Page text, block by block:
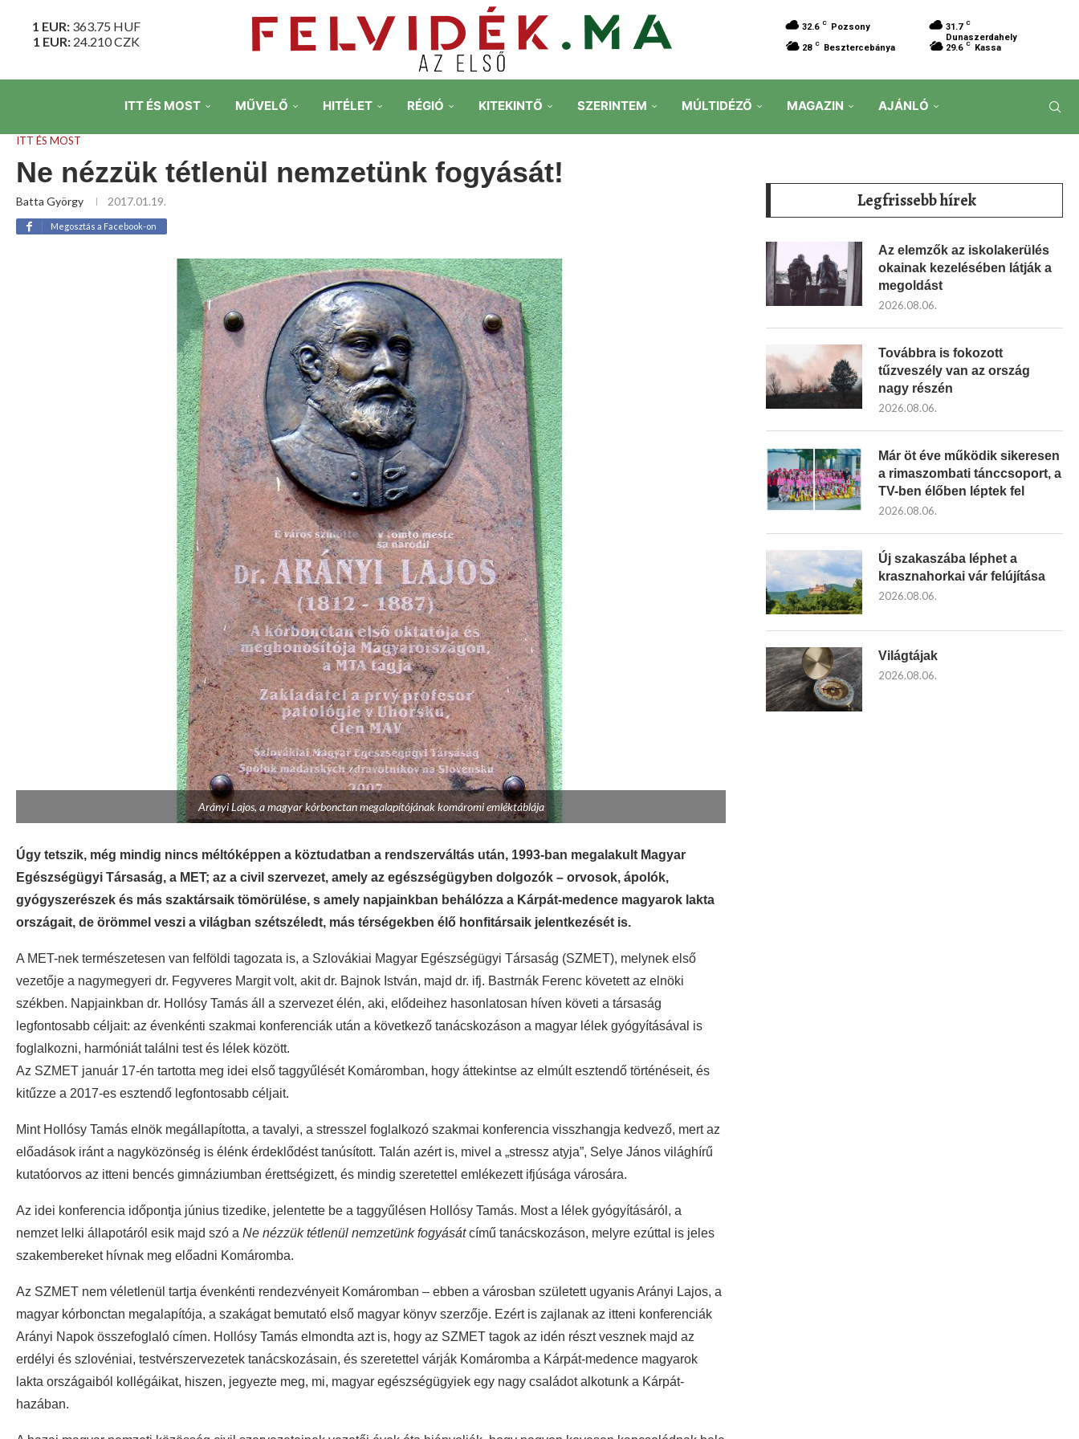
1 EUR: 363.75 HUF
1 EUR: 24.210CZK
32.6 C Pozsony 31.7 C
Dunaszerdahely
28 C Besztercebánya 29.6 C Kassa
ITT ÉS MOST MŰVELŐ HITÉLET RÉGIÓ KITEKINTŐ SZERINTEM MÚLTIDÉZŐ MAGAZIN AJÁNLÓ
ITT ÉS MOST
Ne nézzük tétlenül nemzetünk fogyását!
Batta György 2017.01.19.
Megosztás a Facebook-on
Arányi Lajos, a magyar kórbonctan megalapítójának komáromi emléktáblája
Úgy tetszik, még mindig nincs méltóképpen a köztudatban a rendszerváltás után, 1993-ban megalakult Magyar
Egészségügyi Társaság, a MET; az a civil szervezet, amely az egészségügyben dolgozók – orvosok, ápolók,
gyógyszerészek és más szaktársaik tömörülése, s amely napjainkban behálózza a Kárpát-medence magyarok lakta
országait, de örömmel veszi a világban szétszéledt, más térségekben élő honfitársaik jelentkezését is.
A MET-nek természetesen van felföldi tagozata is, a Szlovákiai Magyar Egészségügyi Társaság (SZMET), melynek első
vezetője a nagymegyeri dr. Fegyveres Margit volt, akit dr. Bajnok István, majd dr. ifj. Bastrnák Ferenc követett az elnöki
székben. Napjainkban dr. Hollósy Tamás áll a szervezet élén, aki, elődeihez hasonlatosan híven követi a társaság
legfontosabb céljait: az évenkénti szakmai konferenciák után a következő tanácskozáson a magyar lélek gyógyításával is
foglalkozni, harmóniát találni test és lélek között.
Az SZMET január 17-én tartotta meg idei első taggyűlését Komáromban, hogy áttekintse az elmúlt esztendő történéseit, és
kitűzze a 2017-es esztendő legfontosabb céljait.
Mint Hollósy Tamás elnök megállapította, a tavalyi, a stresszel foglalkozó szakmai konferencia visszhangja kedvező, mert az
előadások iránt a nagyközönség is élénk érdeklődést tanúsított. Talán azért is, mivel a „stressz atyja”, Selye János világhírű
kutatóorvos az itteni bencés gimnáziumban érettségizett, és mindig szeretettel emlékezett ifjúsága városára.
Az idei konferencia időpontja június tizedike, jelentette be a taggyűlésen Hollósy Tamás. Most a lélek gyógyításáról, a
nemzet lelki állapotáról esik majd szó a Ne nézzük tétlenül nemzetünk fogyásátcímű tanácskozáson, melyre ezúttal is jeles
szakembereket hívnak meg előadni Komáromba.
Az SZMET nem véletlenül tartja évenkénti rendezvényeit Komáromban – ebben a városban született ugyanis Arányi Lajos, a
magyar kórbonctan megalapítója, a szakágat bemutató első magyar könyv szerzője. Ezért is zajlanak az itteni konferenciák
Arányi Napok összefoglaló címen. Hollósy Tamás elmondta azt is, hogy az SZMET tagok az idén részt vesznek majd az
erdélyi és szlovéniai, testvérszervezetek tanácskozásain, és szeretettel várják Komáromba a Kárpát-medence magyarok
lakta országaiból kollégáikat, hiszen, jegyezte meg, mi, magyar egészségügyiek egy nagy családot alkotunk a Kárpát-
hazában.
Legfrissebb hírek
Az elemzők az iskolakerülés
okainak kezelésében látják a
megoldást
2026.08.06.
Továbbra is fokozott
tűzveszély van az ország
nagy részén
2026.08.06.
Már öt éve működik sikeresen
a rimaszombati tánccsoport, a
TV-ben élőben léptek fel
2026.08.06.
Új szakaszába léphet a
krasznahorkai vár felújítása
2026.08.06.
Világtájak
2026.08.06.